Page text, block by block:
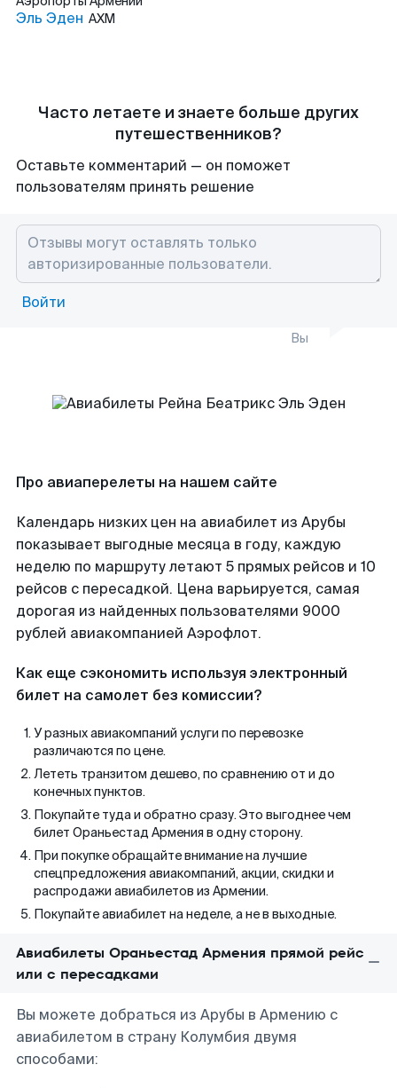
Эль Эден AXM
Часто летаете и знаете больше других
путешественников?
Оставьте комментарий — он поможет
пользователям принять решение
Войти
Вы
Про авиаперелеты на нашем сайте
Календарь низких цен на авиабилет из Арубы
показывает выгодные месяца в году, каждую
неделю по маршруту летают 5 прямых рейсов и 10
рейсов с пересадкой. Цена варьируется, самая
дорогая из найденных пользователями 9000
рублей авиакомпанией Аэрофлот.
Как еще сэкономить используя электронный
билет на самолет без комиссии?
У разных авиакомпаний услуги по перевозке
различаются по цене.
Лететь транзитом дешево, по сравнению от и до
конечных пунктов.
Покупайте туда и обратно сразу. Это выгоднее чем
билет Ораньестад Армения в одну сторону.
При покупке обращайте внимание на лучшие
спецпредложения авиакомпаний, акции, скидки и
распродажи авиабилетов из Армении.
Покупайте авиабилет на неделе, а не в выходные.
Авиабилеты Ораньестад Армения прямой рейс
или с пересадками
Вы можете добраться из Арубы в Армению с
авиабилетом в страну Колумбия двумя
способами: